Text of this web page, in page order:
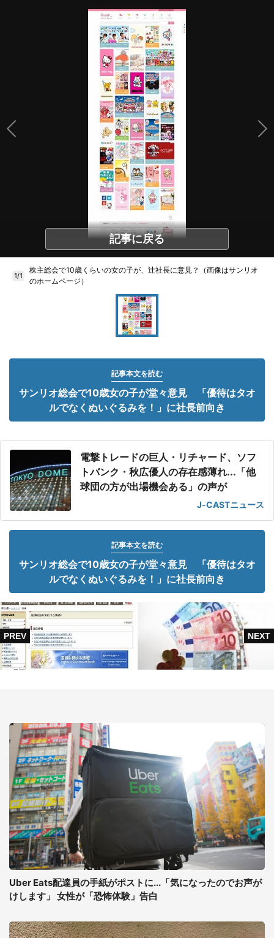
記事に戻る
1/1
株主総会で10歳くらいの女の子が、辻社長に意見？（画像はサンリオ
のホームページ）
記事本文を読む
サンリオ総会で10歳女の子が堂々意見 「優待はタオ
ルでなくぬいぐるみを！」に社長前向き
電撃トレードの巨人・リチャード、ソフ
トバンク・秋広優人の存在感薄れ...「他
球団の方が出場機会ある」の声が
J-CASTニュース
記事本文を読む
サンリオ総会で10歳女の子が堂々意見 「優待はタオ
ルでなくぬいぐるみを！」に社長前向き
Uber Eats配達員の手紙がポストに...「気になったのでお声が
けします」 女性が「恐怖体験」告白